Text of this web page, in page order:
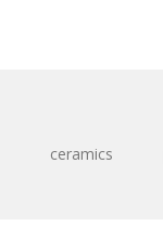
ceramics